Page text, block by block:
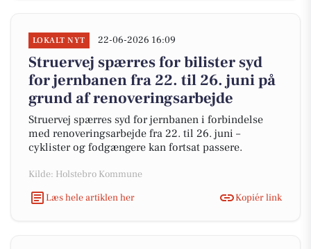
LOKALT NYT 22-06-2026 16:09
Struervej spærres for bilister syd
for jernbanen fra 22. til 26. juni på
grund af renoveringsarbejde
Struervej spærres syd for jernbanen i forbindelse
med renoveringsarbejde fra 22. til 26. juni –
cyklister og fodgængere kan fortsat passere.
Kilde: Holstebro Kommune
Læs hele artiklen her
Kopiér link